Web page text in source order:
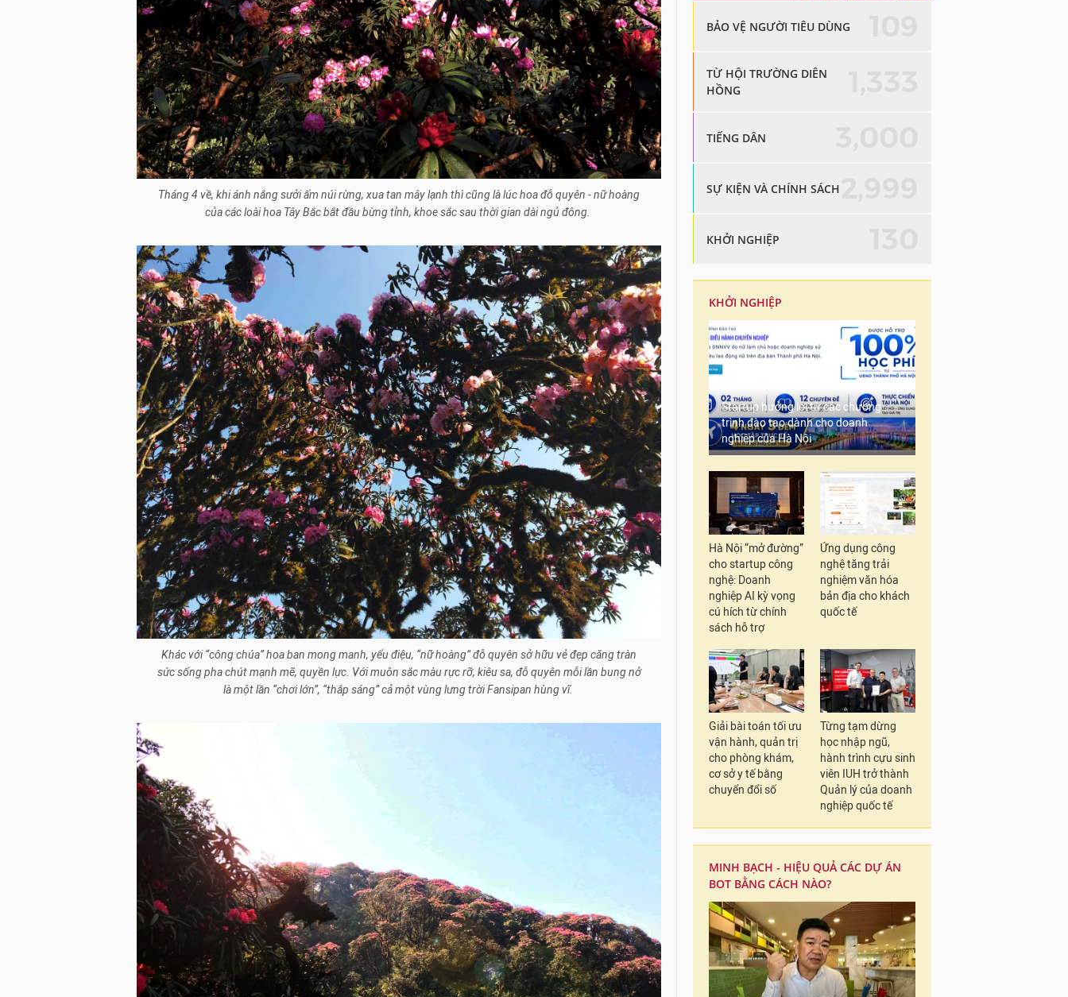
Tháng 4 về, khi ánh nắng sưởi ấm núi rừng, xua tan mây lạnh thì cũng là lúc hoa đỗ quyên - nữ hoàng
của các loài hoa Tây Bắc bắt đầu bừng tỉnh, khoe sắc sau thời gian dài ngủ đông.
Khác với “công chúa” hoa ban mong manh, yểu điệu, “nữ hoàng” đỗ quyên sở hữu vẻ đẹp căng tràn
sức sống pha chút mạnh mẽ, quyền lực. Với muôn sắc màu rực rỡ, kiêu sa, đỗ quyên mỗi lần bung nở
là một lần “chơi lớn”, “thắp sáng” cả một vùng lưng trời Fansipan hùng vĩ.
BẢO VỆ NGƯỜI TIÊU DÙNG
TỪ HỘI TRƯỜNG DIÊN
HỒNG
TIẾNG DÂN
SỰ KIỆN VÀ CHÍNH SÁCH
KHỞI NGHIỆP
KHỞI NGHIỆP
Startup hưởng lợi từ các chương
trình đào tạo dành cho doanh
nghiệp của Hà Nội
Hà Nội “mở đường”
cho startup công
nghệ: Doanh
nghiệp AI kỳ vọng
cú hích từ chính
sách hỗ trợ
Ứng dụng công
nghệ tăng trải
nghiệm văn hóa
bản địa cho khách
quốc tế
Giải bài toán tối ưu
vận hành, quản trị
cho phòng khám,
cơ sở y tế bằng
chuyển đổi số
Từng tạm dừng
học nhập ngũ,
hành trình cựu sinh
viên IUH trở thành
Quản lý của doanh
nghiệp quốc tế
MINH BẠCH - HIỆU QUẢ CÁC DỰ ÁN
BOT BẰNG CÁCH NÀO?